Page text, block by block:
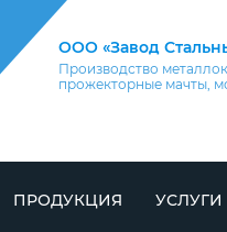
ООО «Завод
Производство
прожекторные мачты,
ПРОДУКЦИЯ УСЛУГИ